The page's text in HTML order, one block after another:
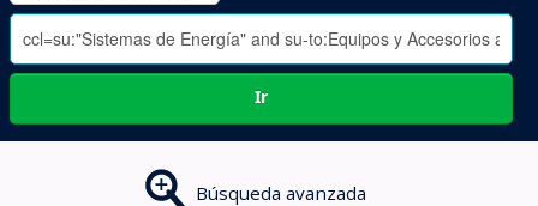
Ir
Búsqueda avanzada